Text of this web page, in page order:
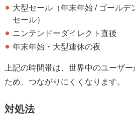
大型セール（年末年始 / ゴールデ
セール）
ニンテンドーダイレクト直後
年末年始・大型連休の夜
上記の時間帯は、世界中のユーザ
ため、つながりにくくなります。
対処法